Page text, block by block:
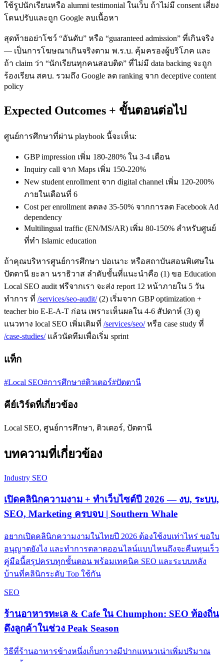
ใช้รูปนักเรียนหรือ alumni testimonial ในเว็บ ถ้าไม่มี consent เสี่ยง
โดนปรับและถูก Google ลบเนื้อหา
สุดท้ายอย่าโชว์ “อันดับ” หรือ “guaranteed admission” ที่เกินจริง
— เป็นการโฆษณาเกินจริงตาม พ.ร.บ. คุ้มครองผู้บริโภค และ
ถ้า claim ว่า “นักเรียนทุกคนสอบติด” ที่ไม่มี data backing จะถูก
ร้องเรียน สคบ. รวมถึง Google ลด ranking จาก deceptive content
policy
Expected Outcomes + ขั้นตอนต่อไป
ศูนย์การศึกษาที่ผ่าน playbook นี้จะเห็น:
GBP impression เพิ่ม 180-280% ใน 3-4 เดือน
Inquiry call จาก Maps เพิ่ม 150-220%
New student enrollment จาก digital channel เพิ่ม 120-200%
ภายในเดือนที่ 6
Cost per enrollment ลดลง 35-50% จากการลด Facebook Ad
dependency
Multilingual traffic (EN/MS/AR) เพิ่ม 80-150% สำหรับศูนย์
ที่ทำ Islamic education
ถ้าคุณบริหารศูนย์การศึกษา ปอเนาะ หรือสถาบันสอนพิเศษใน
ปัตตานี ยะลา นราธิวาส ลำดับขั้นที่แนะนำคือ (1) ขอ Education
Local SEO audit ฟรีจากเรา จะส่ง report 12 หน้าภายใน 5 วัน
ทำการ ที่ /services/seo-audit/(2) เริ่มจาก GBP optimization +
teacher bio E-E-A-T ก่อน เพราะเห็นผลใน 4-6 สัปดาห์ (3) ดู
แนวทาง local SEO เพิ่มเติมที่ /services/seo/หรือ case study ที่
/case-studies/แล้วนัดทีมเพื่อเริ่ม sprint
แท็ก
#Local SEO#การศึกษา#ติวเตอร์#ปัตตานี
คีย์เวิร์ดที่เกี่ยวข้อง
Local SEO, ศูนย์การศึกษา, ติวเตอร์, ปัตตานี
บทความที่เกี่ยวข้อง
Industry SEO
เปิดคลินิกความงาม + ทำเว็บไซต์ปี 2026 — งบ, ระบบ,
SEO, Marketing ครบจบ | Southern Whale
อยากเปิดคลินิกความงามในไทยปี 2026 ต้องใช้งบเท่าไหร่ ขอใบ
อนุญาตยังไง และทำการตลาดออนไลน์แบบไหนถึงจะคืนทุนเร็ว
คู่มือนี้สรุปครบทุกขั้นตอน พร้อมเทคนิค SEO และระบบหลัง
บ้านที่คลินิกระดับ Top ใช้กัน
SEO
ร้านอาหารทะเล & Cafe ใน Chumphon: SEO ท้องถิ่น
ดึงลูกค้าในช่วง Peak Season
วิธีที่ร้านอาหารข้างหนึ่งเก็บกวางมีปากแหนวเน่าเพิ่มปริมาณ